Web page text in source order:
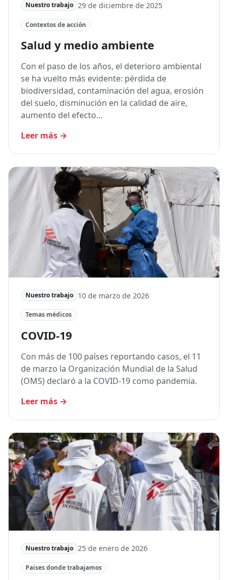
Nuestro trabajo 29 de diciembre de 2025
Contextos de acción
Salud y medio ambiente
Con el paso de los años, el deterioro ambiental
se ha vuelto más evidente: pérdida de
biodiversidad, contaminación del agua, erosión
del suelo, disminución en la calidad de aire,
aumento del efecto…
Leer más →
Nuestro trabajo 10 de marzo de 2026
Temas médicos
COVID-19
Con más de 100 países reportando casos, el 11
de marzo la Organización Mundial de la Salud
(OMS) declaró a la COVID-19 como pandemia.
Leer más →
Nuestro trabajo 25 de enero de 2026
Paises donde trabajamos